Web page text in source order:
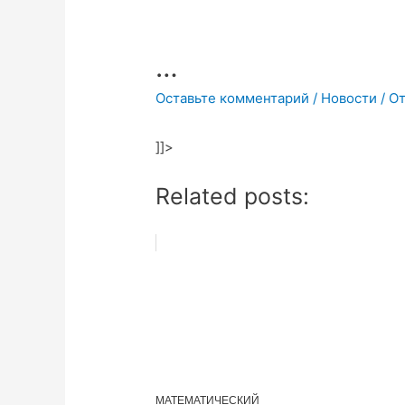
…
Оставьте комментарий / Новости / От
]]>
Related posts:
МАТЕМАТИЧЕСКИЙ